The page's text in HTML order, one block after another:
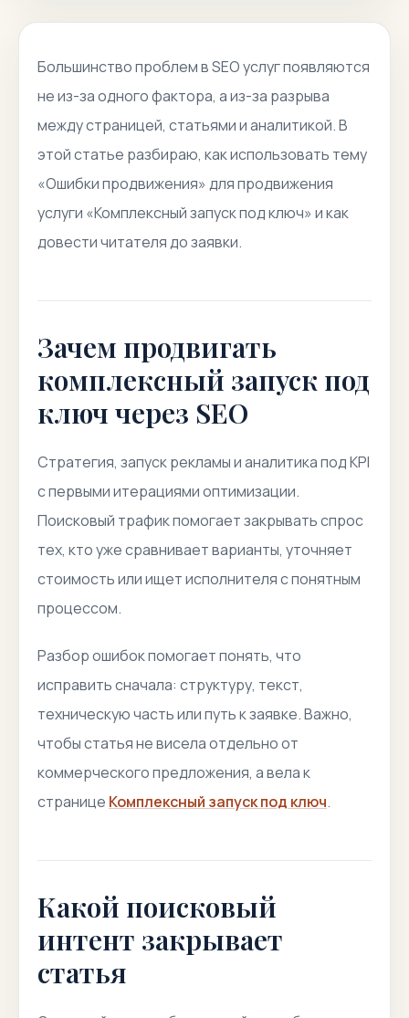
Большинство проблем в SEO услуг появляются
не из-за одного фактора, а из-за разрыва
между страницей, статьями и аналитикой. В
этой статье разбираю, как использовать тему
«Ошибки продвижения» для продвижения
услуги «Комплексный запуск под ключ» и как
довести читателя до заявки.
Зачем продвигать
комплексный запуск под
ключ через SEO
Стратегия, запуск рекламы и аналитика под KPI
с первыми итерациями оптимизации.
Поисковый трафик помогает закрывать спрос
тех, кто уже сравнивает варианты, уточняет
стоимость или ищет исполнителя с понятным
процессом.
Разбор ошибок помогает понять, что
исправить сначала: структуру, текст,
техническую часть или путь к заявке. Важно,
чтобы статья не висела отдельно от
коммерческого предложения, а вела к
странице Комплексный запуск под ключ.
Какой поисковый
интент закрывает
статья